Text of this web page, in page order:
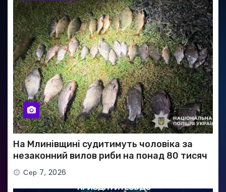
На Млинівщині судитимуть чоловіка за
незаконний вилов риби на понад 80 тисяч
гривень
Сер 7, 2026